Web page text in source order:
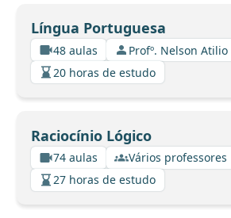
Língua Portuguesa
48 aulas
Profº. Nelson
20 horas de estudo
Raciocínio Lógico
74 aulas
Vários professores
27 horas de estudo